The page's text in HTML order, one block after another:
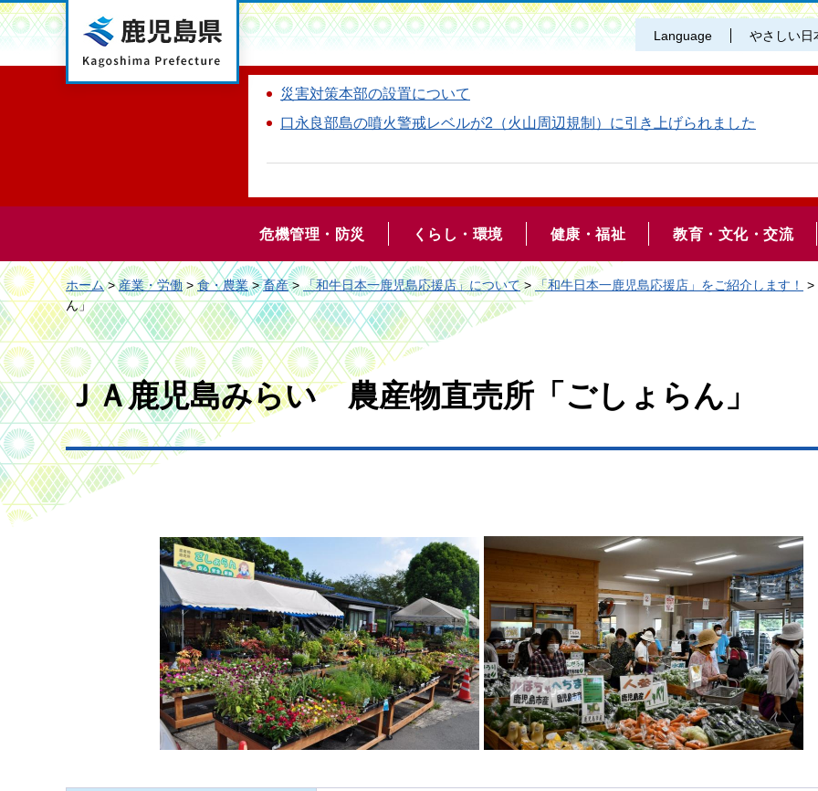
鹿児島県 Language やさしい日
災害対策本部の設置について
口永良部島の噴火警戒レベルが2（火山周辺規制）に引き上げられました
危機管理・防災 くらし・環境 健康・福祉 教育・文化・交流
ホーム>産業・労働>食・農業>畜産>「和牛日本一鹿児島応援店」について> 「和牛日本一鹿児島応援店」をご紹介します！ >
ん」
ＪＡ鹿児島みらい 農産物直売所「ごしょらん」